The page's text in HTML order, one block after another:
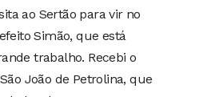
ao Sertão para vir no
Simão, que está
trabalho. Recebi o
João de Petrolina, que